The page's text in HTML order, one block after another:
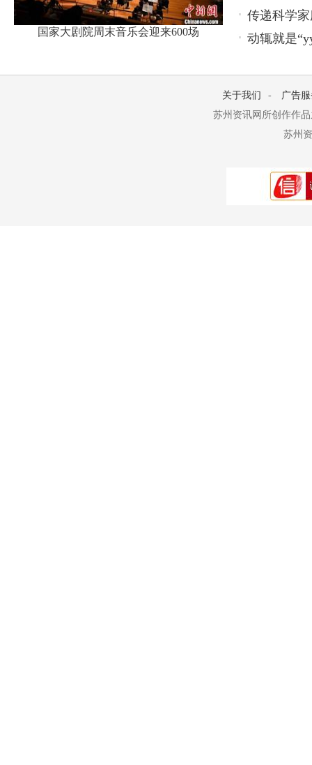
国家大剧院周末音乐会迎来600场
传递科学
动辄就是
关于我们 -
广告
苏州资讯网所创作作
苏州